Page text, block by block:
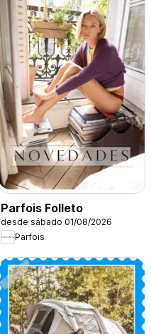
Parfois Folleto
desde sábado 01/08/2026
Parfois